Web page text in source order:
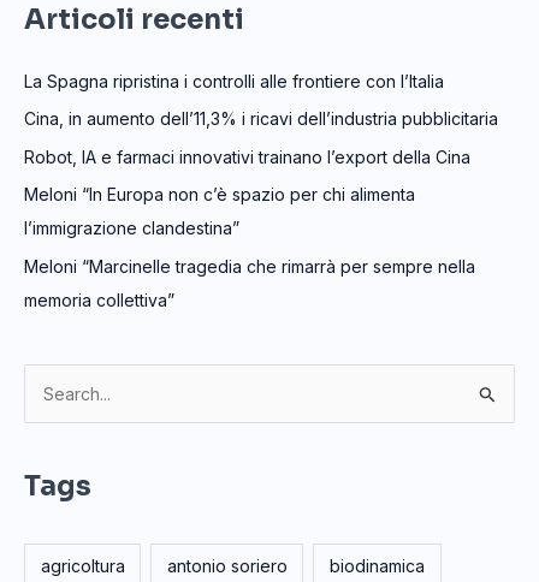
Articoli recenti
La Spagna ripristina i controlli alle frontiere con l’Italia
Cina, in aumento dell’11,3% i ricavi dell’industria pubblicitaria
Robot, IA e farmaci innovativi trainano l’export della Cina
Meloni “In Europa non c’è spazio per chi alimenta
l’immigrazione clandestina”
Meloni “Marcinelle tragedia che rimarrà per sempre nella
memoria collettiva”
c
Tags
agricoltura antonio soriero biodinamica